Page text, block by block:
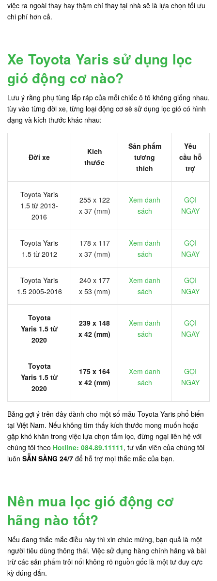
việc ra ngoài thay hay thậm chí thay tại nhà sẽ là lựa chọn tối ưu
chi phí hơn cả.
Xe Toyota Yaris sử dụng lọc
gió động cơ nào?
Lưu ý rằng phụ tùng lắp ráp của mỗi chiếc ô tô không giống nhau,
tùy vào từng đời xe, từng loại động cơ sẽ sử dụng lọc gió có hình
dạng và kích thước khác nhau:
Đời xe
Kích
thước
Sản phẩm
tương
thích
Yêu
cầu hỗ
trợ
Toyota Yaris
1.5 từ 2013-
2016
255 x 122
x 37 (mm)
Xem danh
sách
GỌI
NGAY
Toyota Yaris
1.5 từ 2012
178 x 117
x 37 (mm)
Xem danh
sách
GỌI
NGAY
Toyota Yaris
1.5 2005-2016
240 x 177
x 53 (mm)
Xem danh
sách
GỌI
NGAY
Toyota
Yaris 1.5 từ
2020
239 x 148
x 42 (mm)
Xem danh
sách
GỌI
NGAY
Toyota
Yaris 1.5 từ
2020
175 x 164
x 42 (mm)
Xem danh
sách
GỌI
NGAY
Bảng gợi ý trên đây dành cho một số mẫu Toyota Yaris phổ biến
tại Việt Nam. Nếu không tìm thấy kích thước mong muốn hoặc
gặp khó khăn trong việc lựa chọn tấm lọc, đừng ngại liên hệ với
chúng tôi theo Hotline: 084.89.11111, tư vấn viên của chúng tôi
luôn SẴN SÀNG 24/7 để hỗ trợ mọi thắc mắc của bạn.
Nên mua lọc gió động cơ
hãng nào tốt?
Nếu đang thắc mắc điều này thì xin chúc mừng, bạn quả là một
người tiêu dùng thông thái. Việc sử dụng hàng chính hãng và bài
trừ các sản phẩm trôi nổi không rõ nguồn gốc là một tư duy cực
kỳ đúng đắn.